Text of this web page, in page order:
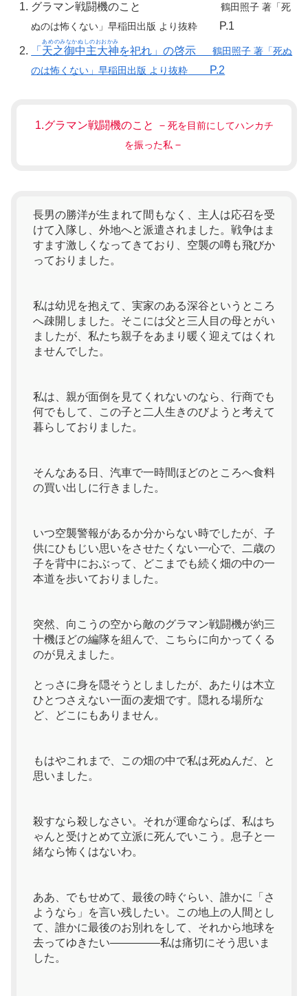
グラマン戦闘機のこと鶴田照子 著「死
ぬのは怖くない」早稲田出版 より抜粋 P.1
「 天之御中主大神
あめのみなかぬしのおおかみ
を祀れ」の啓示鶴田照子 著「死ぬ
のは怖くない」早稲田出版 より抜粋 P.2
1.グラマン戦闘機のこと － 死を目前にしてハンカチ
を振った私 －
長男の勝洋が生まれて間もなく、主人は応召を受
けて入隊し、外地へと派遣されました。戦争はま
すます激しくなってきており、空襲の噂も飛びか
っておりました。
私は幼児を抱えて、実家のある深谷というところ
へ疎開しました。そこには父と三人目の母とがい
ましたが、私たち親子をあまり暖く迎えてはくれ
ませんでした。
私は、親が面倒を見てくれないのなら、行商でも
何でもして、この子と二人生きのびようと考えて
暮らしておりました。
そんなある日、汽車で一時間ほどのところへ食料
の買い出しに行きました。
いつ空襲警報があるか分からない時でしたが、子
供にひもじい思いをさせたくない一心で、二歳の
子を背中におぶって、どこまでも続く畑の中の一
本道を歩いておりました。
突然、向こうの空から敵のグラマン戦闘機が約三
十機ほどの編隊を組んで、こちらに向かってくる
のが見えました。
とっさに身を隠そうとしましたが、あたりは木立
ひとつさえない一面の麦畑です。隠れる場所な
ど、どこにもありません。
もはやこれまで、この畑の中で私は死ぬんだ、と
思いました。
殺すなら殺しなさい。それが運命ならば、私はち
ゃんと受けとめて立派に死んでいこう。息子と一
緒なら怖くはないわ。
ああ、でもせめて、最後の時ぐらい、誰かに「さ
ようなら」を言い残したい。この地上の人間とし
て、誰かに最後のお別れをして、それから地球を
去ってゆきたい————–私は痛切にそう思いま
した。